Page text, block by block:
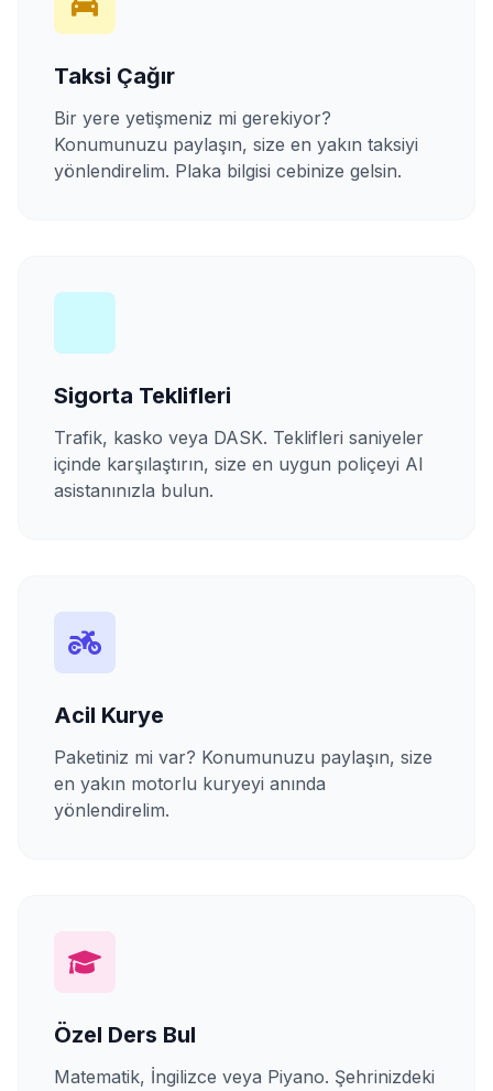
Taksi Çağır
Bir yere yetişmeniz mi gerekiyor?
Konumunuzu paylaşın, size en yakın taksiyi
yönlendirelim. Plaka bilgisi cebinize gelsin.
Sigorta Teklifleri
Trafik, kasko veya DASK. Teklifleri saniyeler
içinde karşılaştırın, size en uygun poliçeyi AI
asistanınızla bulun.
Acil Kurye
Paketiniz mi var? Konumunuzu paylaşın, size
en yakın motorlu kuryeyi anında
yönlendirelim.
Özel Ders Bul
Matematik, İngilizce veya Piyano. Şehrinizdeki